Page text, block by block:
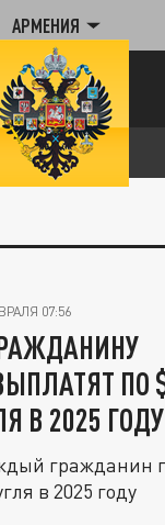
АРМЕНИЯ
07:56
ПО
В 2025 ГОДУ
гражданин
в 2025 году